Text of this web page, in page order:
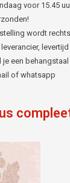
voor 15.45
wordt
je een
of whatsapp